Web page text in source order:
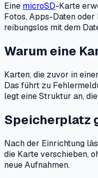
Eine microSD-Karte
Fotos, Apps-Daten
reibungslos mit dem
Warum eine
Karten, die zuvor in
Das führt zu
legt eine Struktur an,
Speicherplatz
Nach der Einrichtung
die Karte verschieben,
neue Aufnahmen.